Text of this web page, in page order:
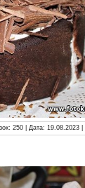
250 | Дата: 19.08.2023